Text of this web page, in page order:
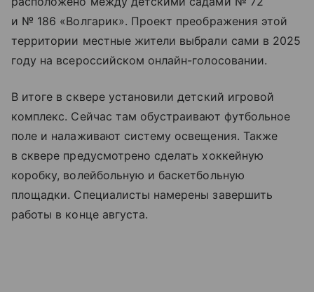
и № 186 «Волгарик». Проект преображения этой
территории местные жители выбрали сами в 2025
году на всероссийском онлайн-голосовании.
В итоге в сквере установили детский игровой
комплекс. Сейчас там обустраивают футбольное
поле и налаживают систему освещения. Также
в сквере предусмотрено сделать хоккейную
коробку, волейбольную и баскетбольную
площадки. Специалисты намерены завершить
работы в конце августа.